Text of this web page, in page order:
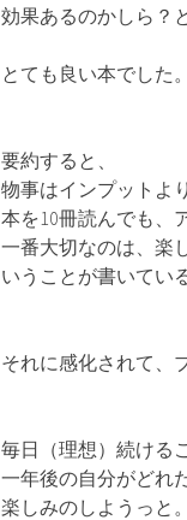
効果あるのかしら？
とても良い本でした。
要約すると、
物事はインプットよ
本を10冊読んでも、
一番大切なのは、楽
いうことが書いてい
それに感化されて、
毎日（理想）続ける
一年後の自分がどれ
楽しみのしようっと。